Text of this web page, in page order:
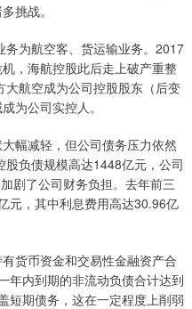
挑战。
为航空客、货运输业务。2017
，海航控股此后走上破产重整
航空成为公司控股股东（后变
为公司实控人。
幅减轻，但公司债务压力依然
负债规模高达1448亿元，公司
剧了公司财务负担。去年前三
元，其中利息费用高达30.96亿
货币资金和交易性金融资产合
年内到期的非流动负债合计达到
短期债务，这在一定程度上削弱